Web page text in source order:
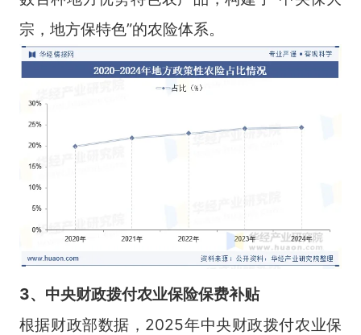
宗，地方保特色”的农险体系。
3、 中央财政拨付农业保险保费补贴
根据财政部数据，2025年中央财政拨付农业保